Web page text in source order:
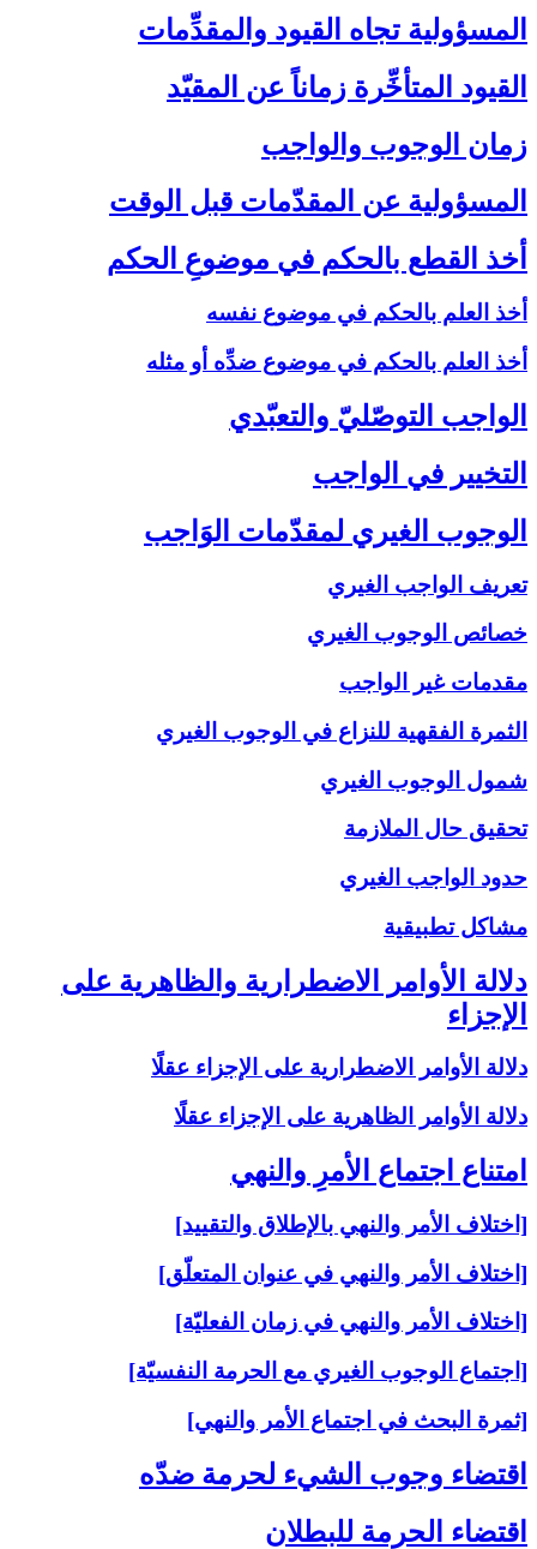
المسؤولية تجاه القيود والمقدِّمات‏
القيود المتأخِّرة زماناً عن المقيّد
زمان الوجوب والواجب‏
المسؤولية عن المقدّمات قبل الوقت‏
أخذ القطع بالحكم في موضوعِ الحكم‏
أخذ العلم بالحكم في موضوع نفسه
أخذ العلم بالحكم في موضوع ضدِّه أو مثله
الواجب التوصّليّ والتعبّدي‏
التخيير في الواجب‏
الوجوب الغيري لمقدّمات الوَاجب‏
تعريف الواجب الغيري
خصائص الوجوب الغيري
مقدمات غير الواجب
الثمرة الفقهية للنزاع في الوجوب الغيري
شمول الوجوب الغيري
تحقيق حال الملازمة
حدود الواجب الغيري
مشاكل تطبيقية
دلالة الأوامر الاضطرارية والظاهرية على
الإجزاء
دلالة الأوامر الاضطرارية على الإجزاء عقلًا
دلالة الأوامر الظاهرية على الإجزاء عقلًا
امتناع اجتماع الأمرِ والنهي‏
[اختلاف الأمر والنهي بالإطلاق والتقييد]
[اختلاف الأمر والنهي في عنوان المتعلّق]
[اختلاف الأمر والنهي في زمان الفعليّة]
[اجتماع الوجوب الغيري مع الحرمة النفسيّة]
[ثمرة البحث في اجتماع الأمر والنهي]
اقتضاء وجوب الشي‏ء لحرمة ضدّه‏
اقتضاء الحرمة للبطلان‏